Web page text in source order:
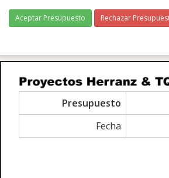
Aceptar Presupuesto
Rechazar
Presupuesto
Fecha